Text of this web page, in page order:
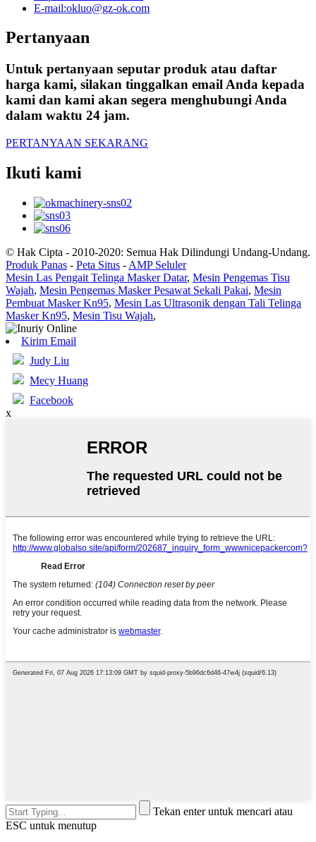
E-mail:okluo@gz-ok.com
Pertanyaan
Untuk pertanyaan seputar produk atau daftar
harga kami, silakan tinggalkan email Anda kepada
kami dan kami akan segera menghubungi Anda
dalam waktu 24 jam.
PERTANYAAN SEKARANG
Ikuti kami
© Hak Cipta - 2010-2020: Semua Hak Dilindungi Undang-Undang.
Produk Panas - Peta Situs - AMP Seluler
Mesin Las Pengait Telinga Masker Datar, Mesin Pengemas Tisu
Wajah, Mesin Pengemas Masker Pesawat Sekali Pakai, Mesin
Pembuat Masker Kn95, Mesin Las Ultrasonik dengan Tali Telinga
Masker Kn95, Mesin Tisu Wajah,
Kirim Email
Judy Liu
Mecy Huang
Facebook
x
Tekan enter untuk mencari atau
ESC untuk menutup